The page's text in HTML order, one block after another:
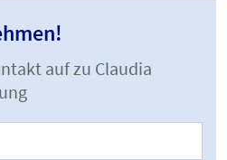
auf zu Claudia